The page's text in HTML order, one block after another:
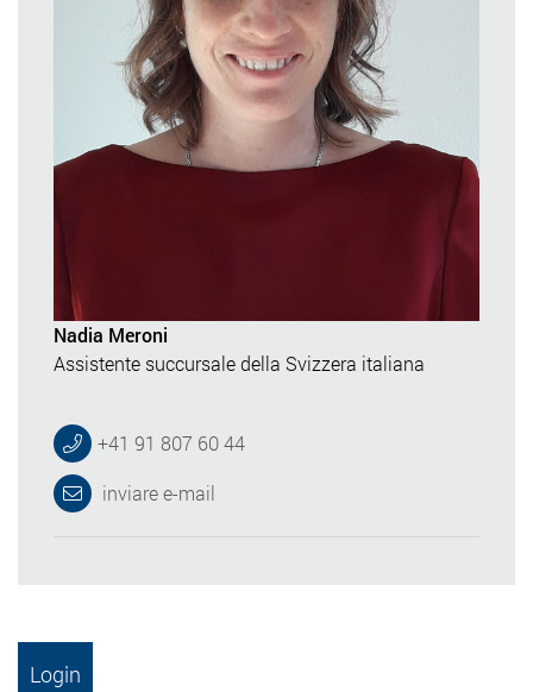
Nadia Meroni
Assistente succursale della Svizzera italiana
+41 91 807 60 44
inviare e-mail
Login